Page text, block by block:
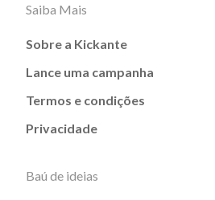
Saiba Mais
Sobre a Kickante
Lance uma campanha
Termos e condições
Privacidade
Baú de ideias